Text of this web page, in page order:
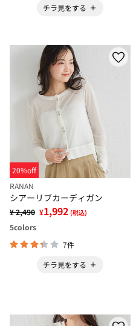
チラ見をする
20%off
RANAN
シアーリブカーディガン
¥ 2,490 ¥1,992 (税込)
5colors
7件
チラ見をする